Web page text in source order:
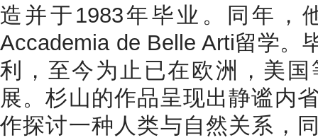
造并于1983年毕业。同年，
Accademia de Belle Arti留学。
利，至今为止已在欧洲，美
展。杉山的作品呈现出静谧内
作探讨一种人类与自然关系，